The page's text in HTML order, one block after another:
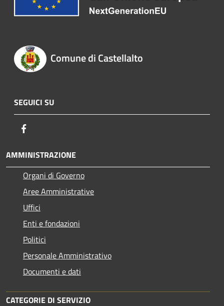
Comune di Castellalto
SEGUICI SU
AMMINISTRAZIONE
Organi di Governo
Aree Amministrative
Uffici
Enti e fondazioni
Politici
Personale Amministrativo
Documenti e dati
CATEGORIE DI SERVIZIO